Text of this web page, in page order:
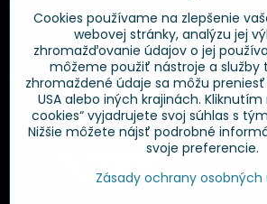
Overené zákazníkmi
Cookies používame na zlepšenie
webovej stránky, analýzu jej
zhromažďovanie údajov o jej
môžeme použiť nástroje a služby
zhromaždené údaje sa môžu preniesť
USA alebo iných krajinách. Kliknutím
cookies“ vyjadrujete svoj súhlas s
Nižšie môžete nájsť podrobné
svoje preferencie.
Zásady ochrany osobných